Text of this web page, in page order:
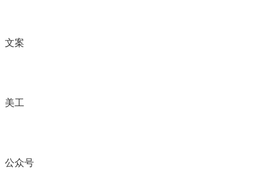
文案
美工
公众号